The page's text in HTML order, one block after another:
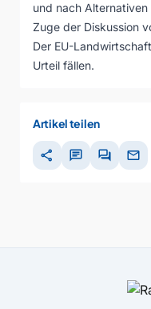
und nach
Zuge der Diskussion
Der EU-
Urteil fällen.
Artikel teilen
share chat forum mail